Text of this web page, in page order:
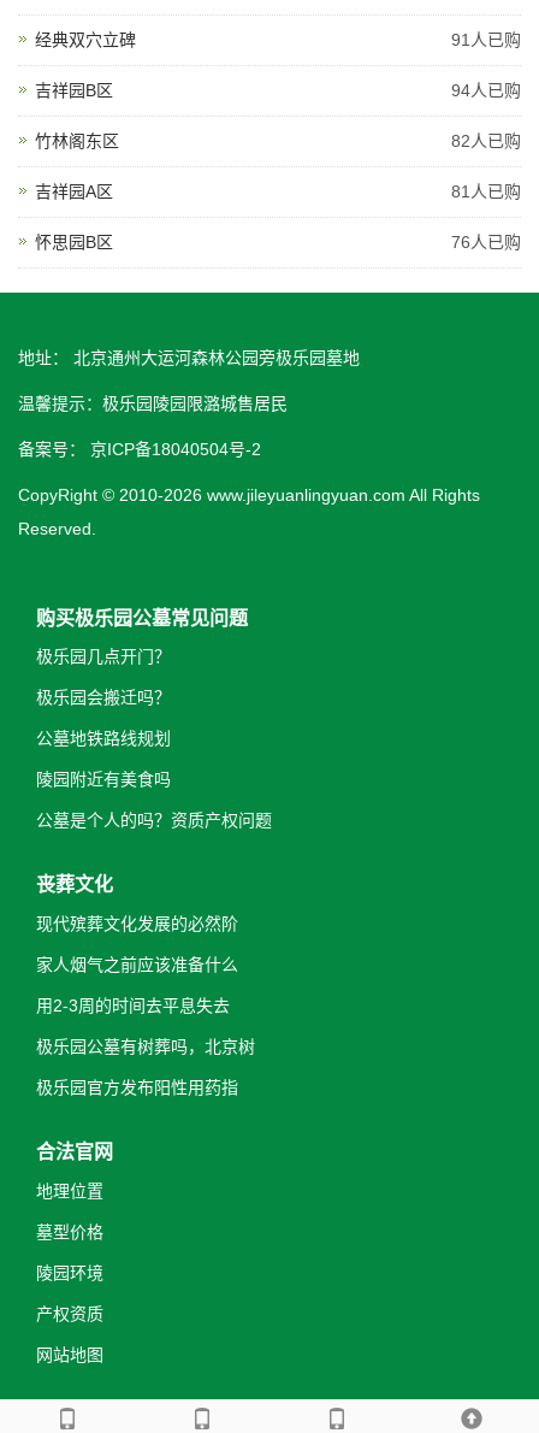
经典双穴立碑 91人已购
吉祥园B区 94人已购
竹林阁东区 82人已购
吉祥园A区 81人已购
怀思园B区 76人已购
地址： 北京通州大运河森林公园旁极乐园墓地
温馨提示：极乐园陵园限潞城售居民
备案号： 京ICP备18040504号-2
CopyRight © 2010-2026 www.jileyuanlingyuan.com All Rights
Reserved.
购买极乐园公墓常见问题
极乐园几点开门？
极乐园会搬迁吗？
公墓地铁路线规划
陵园附近有美食吗
公墓是个人的吗？资质产权问题
丧葬文化
现代殡葬文化发展的必然阶
家人烟气之前应该准备什么
用2-3周的时间去平息失去
极乐园公墓有树葬吗，北京树
极乐园官方发布阳性用药指
合法官网
地理位置
墓型价格
陵园环境
产权资质
网站地图